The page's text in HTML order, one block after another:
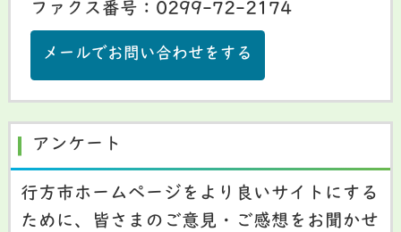
ファクス番号：0299-72-2174
メールでお問い合わせをする
アンケート
行方市ホームページをより良いサイトにする
ために、皆さまのご意見・ご感想をお聞かせ